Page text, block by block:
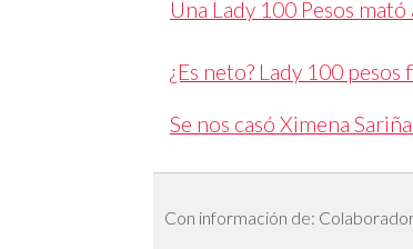
Una Lady 100 Pesos
¿Es neto? Lady 100
Se nos casó Ximena
Con información de: